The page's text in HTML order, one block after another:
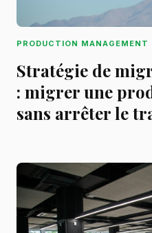
PRODUCTION MANAGEMENT
Stratégie de
: migrer une
sans arrêter le